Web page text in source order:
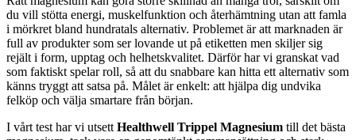
du vill stötta energi, muskelfunktion och återhämtning utan att famla
i mörkret bland hundratals alternativ. Problemet är att marknaden är
full av produkter som ser lovande ut på etiketten men skiljer sig
rejält i form, upptag och helhetskvalitet. Därför har vi granskat vad
som faktiskt spelar roll, så att du snabbare kan hitta ett alternativ som
känns tryggt att satsa på. Målet är enkelt: att hjälpa dig undvika
felköp och välja smartare från början.
I vårt test har vi utsett Healthwell Trippel Magnesium till det bästa